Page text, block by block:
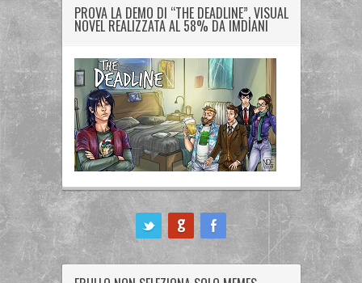
PROVA LA DEMO DI “THE DEADLINE”, VISUAL
NOVEL REALIZZATA AL 58% DA IMDIANI